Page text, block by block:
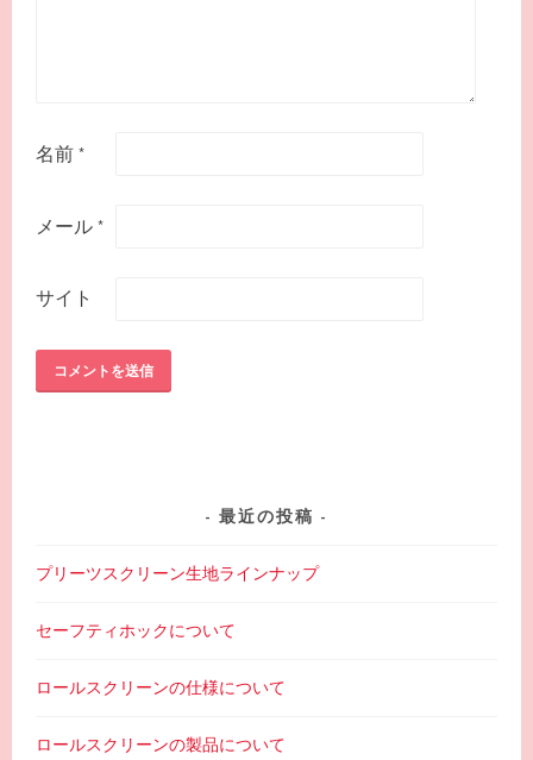
名前 *
メール *
サイト
最近の投稿
プリーツスクリーン生地ラインナップ
セーフティホックについて
ロールスクリーンの仕様について
ロールスクリーンの製品について